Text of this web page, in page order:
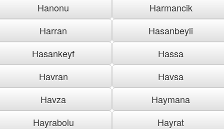
Hanonu
Harmancik
Harran
Hasanbeyli
Hasankeyf
Hassa
Havran
Havsa
Havza
Haymana
Hayrabolu
Hayrat